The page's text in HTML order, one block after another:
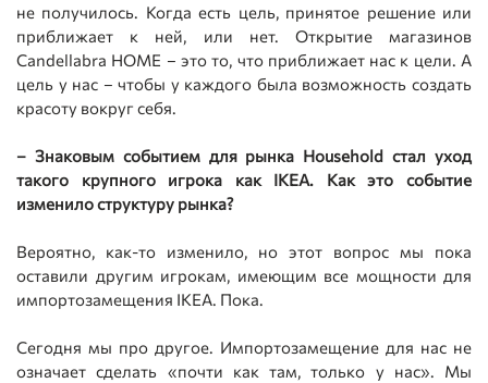
не получилось. Когда есть цель, принятое решение или
приближает к ней, или нет. Открытие магазинов
Candellabra HOME – это то, что приближает нас к цели. А
цель у нас – чтобы у каждого была возможность создать
красоту вокруг себя.
– Знаковым событием для рынка Household стал уход
такого крупного игрока как IKEA. Как это событие
изменило структуру рынка?
Вероятно, как-то изменило, но этот вопрос мы пока
оставили другим игрокам, имеющим все мощности для
импортозамещения IKEA. Пока.
Сегодня мы про другое. Импортозамещение для нас не
означает сделать «почти как там, только у нас». Мы